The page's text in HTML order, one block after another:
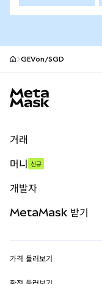
GEVon/SGD
거래
무기한 선물
실물자산
머니 신규
개발자
MetaMask 받기
가격 둘러보기